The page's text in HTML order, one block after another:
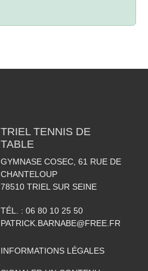
TRIEL TENNIS DE
TABLE
GYMNASE COSEC, 61 RUE DE
CHANTELOUP
78510 TRIEL SUR SEINE
TÉL. : 06 80 10 25 50
PATRICK.BARNABE@FREE.FR
INFORMATIONS LÉGALES